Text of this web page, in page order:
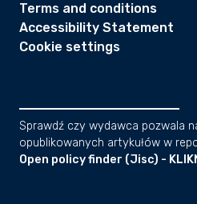
Terms and conditions
Accessibility Statement
Cookie settings
Sprawdź czy wydawca pozwala
opublikowanych artykułów w
Open policy finder (Jisc) -